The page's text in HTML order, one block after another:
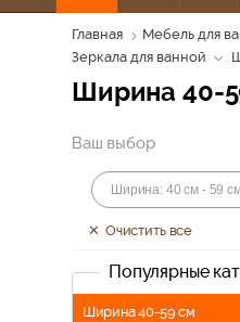
Главная
Мебель для
Зеркала для ванной
Ширина 40-
Ваш выбор
Ширина: 40 см - 59
Очистить все
Популярные
Ширина 40-59 см